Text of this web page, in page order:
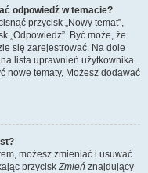
odpowiedź w temacie?
przycisk „Nowy temat”,
„Odpowiedz”. Być może, że
się zarejestrować. Na dole
lista uprawnień użytkownika
nowe tematy, Możesz dodawać
możesz zmieniać i usuwać
przyciskZmień znajdujący